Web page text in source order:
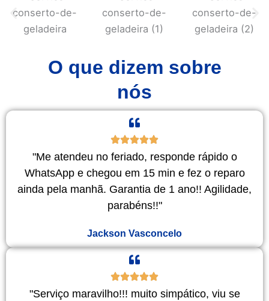
O que dizem sobre
nós
"Me atendeu no feriado, responde rápido o
WhatsApp e chegou em 15 min e fez o reparo
ainda pela manhã. Garantia de 1 ano!! Agilidade,
parabéns!!"
Jackson Vasconcelo
"Serviço maravilho!!! muito simpático, viu se